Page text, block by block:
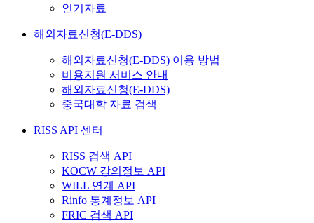
인기자료
해외자료신청(E-DDS)
해외자료신청(E-DDS) 이용 방법
비용지원 서비스 안내
해외자료신청(E-DDS)
중국대학 자료 검색
RISS API 센터
RISS 검색 API
KOCW 강의정보 API
WILL 연계 API
Rinfo 통계정보 API
FRIC 검색 API